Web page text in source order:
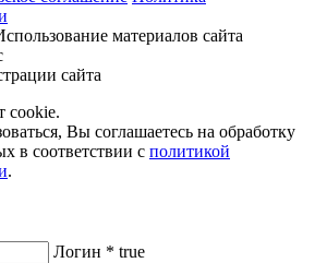
материалов сайта
сайта
cookie.
Вы соглашаетесь на обработку
в соответствии с политикой
.
Логин * true